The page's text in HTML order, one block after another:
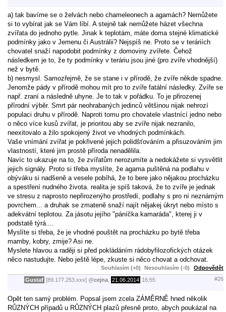
a) tak bavíme se o želvách nebo chameleonech a agamách? Nemůžete
si to vybírat jak se Vám líbí. A stejně tak nemůžete házet všechna
zvířata do jednoho pytle. Jinak k teplotám, máte doma stejné klimatické
podmínky jako v Jemenu či Austrálii? Nejspíš ne. Proto se v teráriích
chovatel snaží napodobit podmínky z domoviny zvířete. Čehož
následkem je to, že ty podmínky v teráriu jsou jiné (pro zvíře vhodnější)
než v bytě.
b) nesmysl. Samozřejmě, že se stane i v přírodě, že zvíře někde spadne.
Jenomže pády v přírodě mohou mít pro to zvíře fatální následky. Zvíře se
např. zraní a následně uhyne. Je to tak v pořádku. To je přirozenej
přírodní výběr. Smrt pár neohrabaných jedinců většinou nijak nehrozí
populaci druhu v přírodě. Naproti tomu pro chovatele vlastnící jedno nebo
o něco více kusů zvířat, je prioritou aby se zvíře nijak nezranilo,
neexitovalo a žilo spokojený život ve vhodných podmínkách.
Vaše vnímání zvířat je pokřivené jejich polidšťováním a přisuzováním jim
vlastností, které jim prostě příroda nenadělila.
Navíc to ukazuje na to, že zvířatům nerozumíte a nedokážete si vysvětlit
jejich signály. Proto si třeba myslíte, že agama puštěná na podlahu v
obýváku si nadšeně a vesele pobíhá, že to bere jako nějakou procházku
a spestření nudného života. realita je spíš taková, že to zvíře je jednak
ve stresu z naprosto nepřirozenýho prostředí, podlahy s pro ní neznámým
povrchem... a druhak se zmateně snaží najít nějakej úkryt nebo místo s
adekvátní teplotou. Za jásotu jejího "páníčka kamaráda", kterej ji v
podstatě týrá....
Myslíte si třeba, že je vhodné pouštět na procházku po bytě třeba
mamby, kobry, zmije? Asi ne.
Myslete hlavou a raději si před pokládáním rádobyfilozofických otázek
něco nastudujte. Nebo ještě lépe, zkuste si něco chovat a odchovat.
Souhlasím (+0) Nesouhlasím (-0) Odpovědět
Gustaf [89.177.253.xxx] @cejna 21.06.2014 16:55 #26
Opět ten samý problém. Popsal jsem zcela ZÁMĚRNĚ hned několik
RŮZNÝCH případů u RŮZNÝCH plazů přesně proto, abych poukázal na